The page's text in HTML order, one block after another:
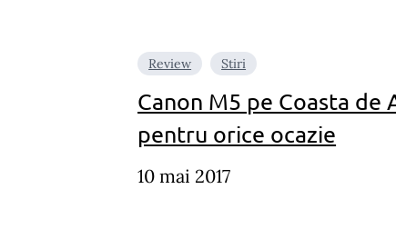
Review Stiri
Canon M5 pe Coasta
pentru orice ocazie
10 mai 2017